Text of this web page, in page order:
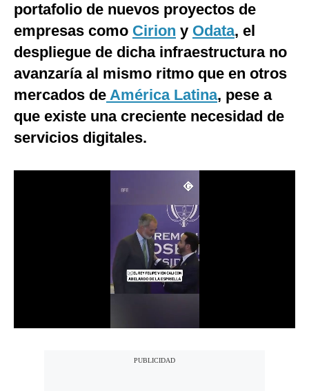
Club del Suscriptor
G de Gestión
Notas Contratadas
Podcast
portafolio de nuevos proyectos de
empresas como Cirion y Odata, el
despliegue de dicha infraestructura no
avanzaría al mismo ritmo que en otros
mercados de América Latina, pese a
que existe una creciente necesidad de
servicios digitales.